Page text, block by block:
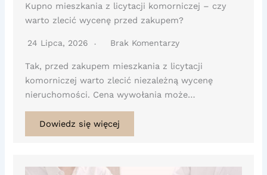
Kupno mieszkania z licytacji komorniczej – czy
warto zlecić wycenę przed zakupem?
24 Lipca, 2026 Brak Komentarzy
Tak, przed zakupem mieszkania z licytacji
komorniczej warto zlecić niezależną wycenę
nieruchomości. Cena wywołania może…
Dowiedz się więcej